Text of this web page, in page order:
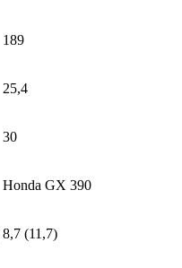
189
25,4
30
Honda GX 390
8,7 (11,7)